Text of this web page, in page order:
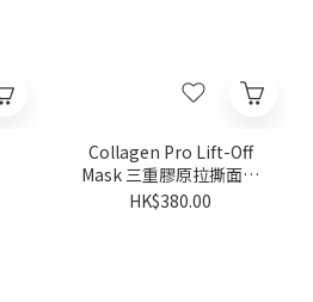
Collagen Pro Lift-Off
Mask 三重膠原拉撕面膜
5pcs
HK$380.00